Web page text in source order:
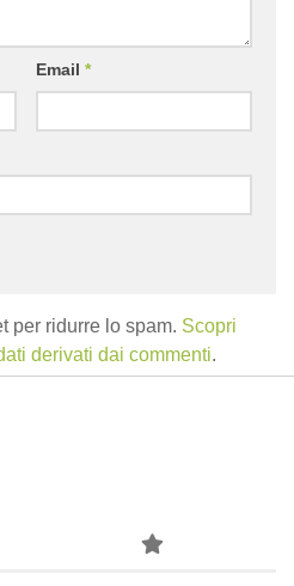
Email *
per ridurre lo spam. Scopri
derivati dai commenti.